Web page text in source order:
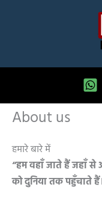
About us
हमारे बारे में
“हम वहाँ जाते हैं जहाँ
को दुनिया तक पहुँचाते